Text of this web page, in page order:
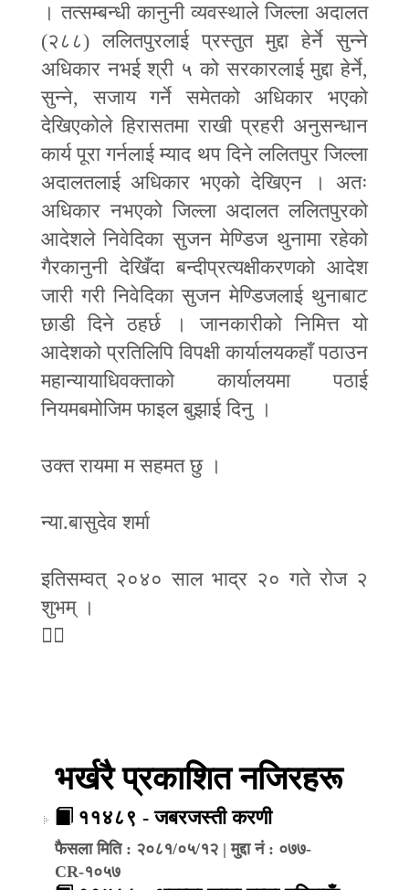
। तत्सम्बन्धी कानुनी व्यवस्थाले जिल्ला अदालत
(२८८) ललितपुरलाई प्रस्तुत मुद्दा हेर्ने सुन्ने
अधिकार नभई श्री ५ को सरकारलाई मुद्दा हेर्ने,
सुन्ने,सजाय गर्ने समेतको अधिकार भएको
देखिएकोले हिरासतमा राखी प्रहरी अनुसन्धान
कार्य पूरा गर्नलाई म्याद थप दिने ललितपुर जिल्ला
अदालतलाई अधिकार भएको देखिएन । अतः
अधिकार नभएको जिल्ला अदालत ललितपुरको
आदेशले निवेदिका सुजन मेण्डिज थुनामा रहेको
गैरकानुनी देखिँदा बन्दीप्रत्यक्षीकरणको आदेश
जारी गरी निवेदिका सुजन मेण्डिजलाई थुनाबाट
छाडी दिने ठहर्छ । जानकारीको निमित्त यो
आदेशको प्रतिलिपि विपक्षी कार्यालयकहाँ पठाउन
महान्यायाधिवक्ताको कार्यालयमा पठाई
नियमबमोजिम फाइल बुझाई दिनु ।
उक्त रायमा म सहमत छु ।
न्या.बासुदेव शर्मा
इतिसम्वत् २०४० साल भाद्र २० गते रोज २
शुभम् ।

भर्खरै प्रकाशित नजिरहरू
११४८९ - जबरजस्ती करणी
फैसला मिति : २०८१/०५/१२ | मुद्दा नं : ०७७-
CR-१०५७